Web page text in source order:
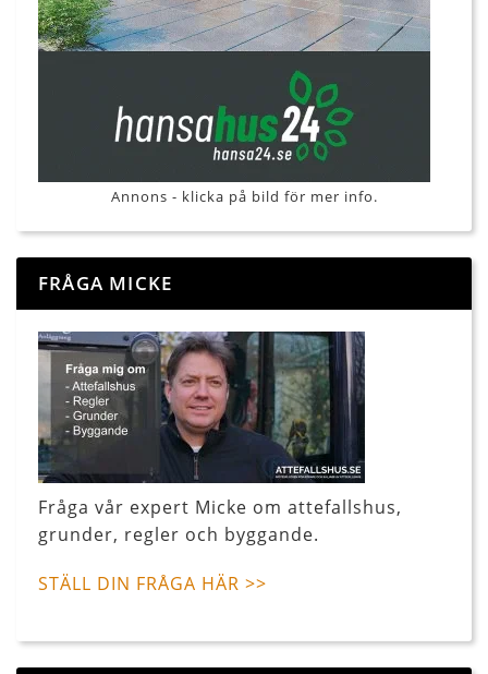
Annons - klicka på bild för mer info.
FRÅGA MICKE
Fråga vår expert Micke om attefallshus,
grunder, regler och byggande.
STÄLL DIN FRÅGA HÄR >>